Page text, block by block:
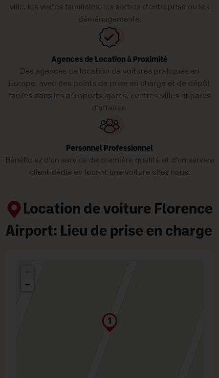
ville, les visites familiales, les sorties d'entreprise ou les
déménagements.
Agences de Location à Proximité
Des agences de location de voitures pratiques en
Europe, avec des points de prise en charge et de dépôt
faciles dans les aéroports, gares, centres-villes et parcs
d'affaires.
Personnel Professionnel
Bénéficiez d'un service de première qualité et d'un service
client dédié en louant une voiture chez nous.
Location de voiture Florence
Airport: Lieu de prise en charge
−